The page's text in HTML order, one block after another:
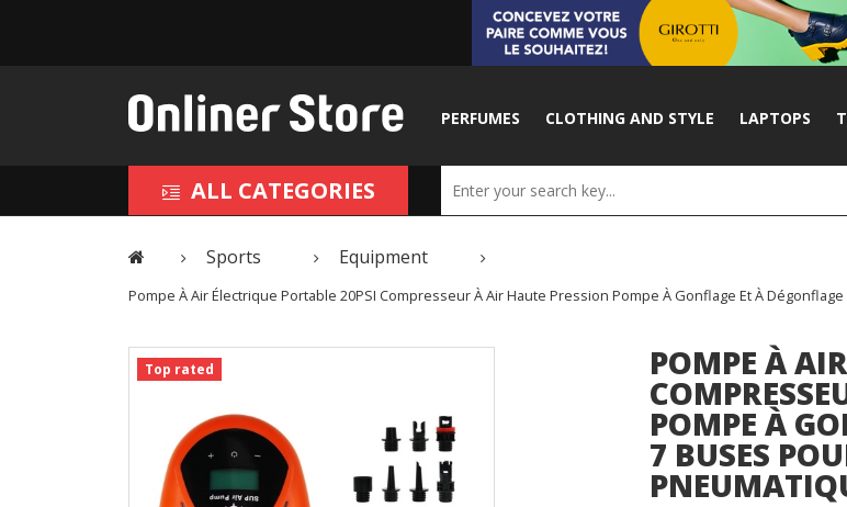
PERFUMES CLOTHING AND STYLE LAPTOPS
ALL CATEGORIES
Sports Equipment
Pompe À Air Électrique Portable 20PSI Compresseur À Air Haute Pression Pompe À Gonflage Et À
Top rated POMPE À
POMPE À
7 BUSES